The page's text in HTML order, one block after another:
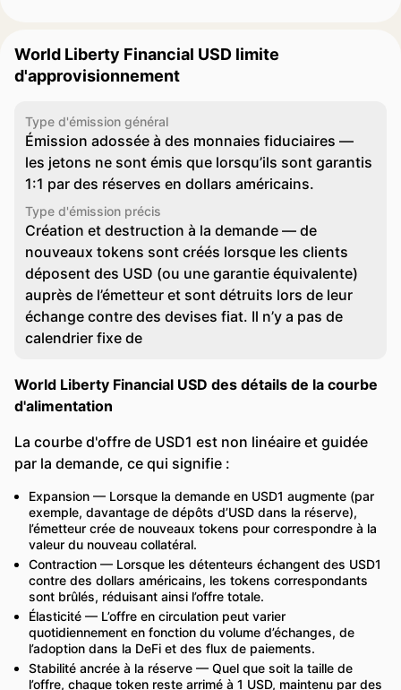
World Liberty Financial USD limite
d'approvisionnement
Type d'émission général
Émission adossée à des monnaies fiduciaires —
les jetons ne sont émis que lorsqu’ils sont garantis
1:1 par des réserves en dollars américains.
Type d'émission précis
Création et destruction à la demande — de
nouveaux tokens sont créés lorsque les clients
déposent des USD (ou une garantie équivalente)
auprès de l’émetteur et sont détruits lors de leur
échange contre des devises fiat. Il n’y a pas de
calendrier fixe de
World Liberty Financial USD des détails de la courbe
d'alimentation
La courbe d'offre de USD1 est non linéaire et guidée
par la demande, ce qui signifie :
Expansion — Lorsque la demande en USD1 augmente (par
exemple, davantage de dépôts d’USD dans la réserve),
l’émetteur crée de nouveaux tokens pour correspondre à la
valeur du nouveau collatéral.
Contraction — Lorsque les détenteurs échangent des USD1
contre des dollars américains, les tokens correspondants
sont brûlés, réduisant ainsi l’offre totale.
Élasticité — L’offre en circulation peut varier
quotidiennement en fonction du volume d’échanges, de
l’adoption dans la DeFi et des flux de paiements.
Stabilité ancrée à la réserve — Quel que soit la taille de
l’offre, chaque token reste arrimé à 1 USD, maintenu par des